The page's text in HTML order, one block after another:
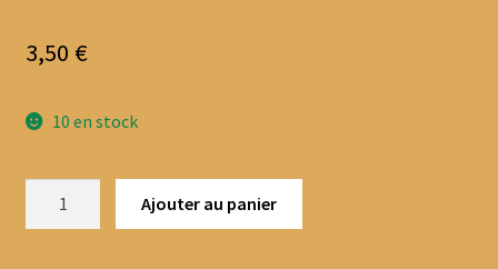
3,50 €
10 en stock
Ajouter au panier